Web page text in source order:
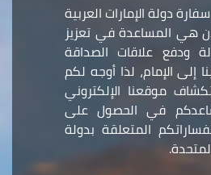
دولة الإمارات العربية
هي المساعدة في تعزيز
ودفع علاقات الصداقة
إلى الإمام، لذا أوجه لكم
موقعنا الإلكتروني
في الحصول على
المتعلقة بدولة